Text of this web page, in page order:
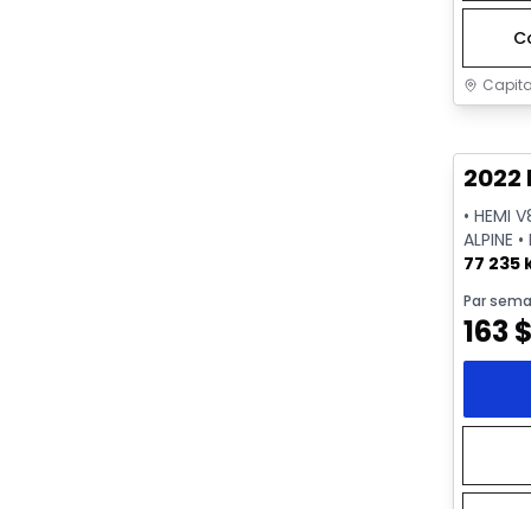
Très
2022
• HEMI
ALPINE
77 235
Par
163$